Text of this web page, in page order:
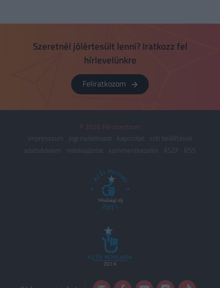
Szeretnél jólértesült lenni? Iratkozz fel
hírlevelünkre
Feliratkozom
© 2026 Pénzcentrum
impresszum
jogi nyilatkozat kapcsolat
süti beállítások
adatvédelem
médiaajánlat kommentkezelés ÁSZF RSS